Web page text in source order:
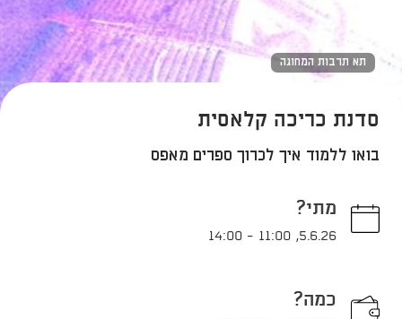
תא תרבות המחוגה
סדנת כריכה קלאסית
בואו ללמוד איך לכרוך ספרים מאפס
מתי?
5.6.26
,
11:00
-
14:00
כמה?